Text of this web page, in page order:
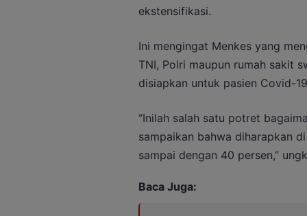
ekstensifikasi.
Ini mengingat Menkes yang
TNI, Polri maupun rumah sakit
disiapkan untuk pasien Covid-
“Inilah salah satu potret
sampaikan bahwa diharapkan
sampai dengan 40 persen,”
Baca Juga: